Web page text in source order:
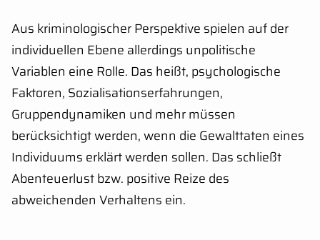
Aus kriminologischer Perspektive spielen auf der
individuellen Ebene allerdings unpolitische
Variablen eine Rolle. Das heißt, psychologische
Faktoren, Sozialisationserfahrungen,
Gruppendynamiken und mehr müssen
berücksichtigt werden, wenn die Gewalttaten eines
Individuums erklärt werden sollen. Das schließt
Abenteuerlust bzw. positive Reize des
abweichenden Verhaltens ein.